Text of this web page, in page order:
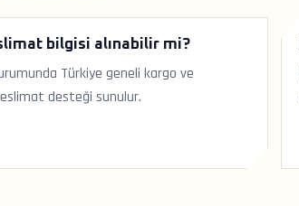
bilgisi alınabilir mi?
Türkiye geneli kargo ve
desteği sunulur.